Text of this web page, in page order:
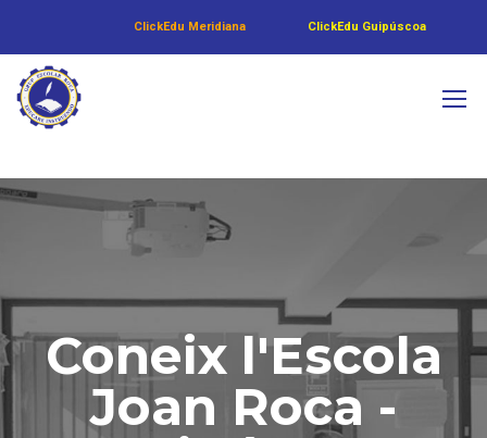
ClickEdu Meridiana ClickEdu Guipúscoa
Coneix l'Escola
Joan Roca -